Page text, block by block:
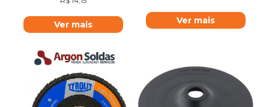
Ver mais Ver mais